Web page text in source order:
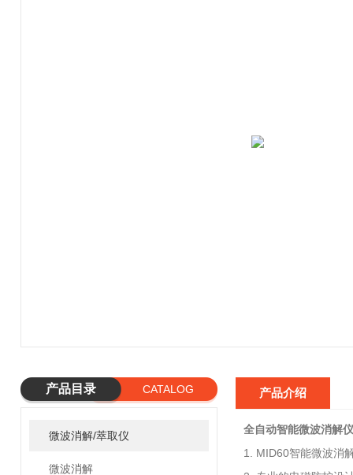
产品目录 CATALOG
微波消解/萃取仪
微波消解
产品介绍
全自动智能微波消解仪
1. MID60智能微波消